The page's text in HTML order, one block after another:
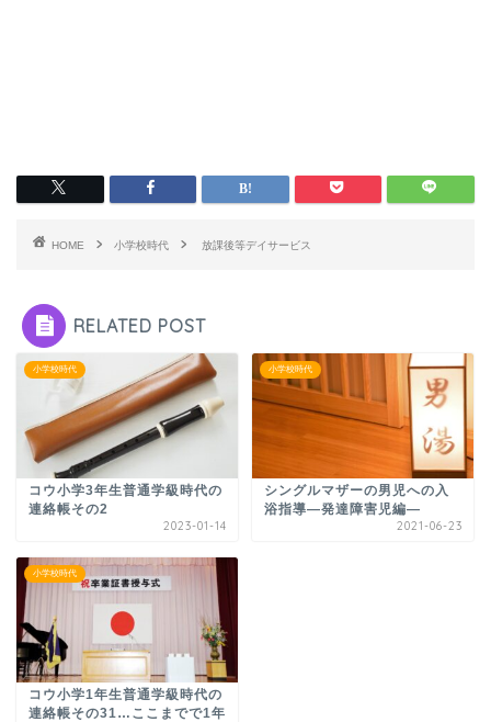
HOME 小学校時代 放課後等デイサービス
RELATED POST
小学校時代
コウ小学3年生普通学級時代の
連絡帳その2
2023-01-14
小学校時代
シングルマザーの男児への入
浴指導―発達障害児編―
2021-06-23
小学校時代
コウ小学1年生普通学級時代の
連絡帳その31…ここまでで1年